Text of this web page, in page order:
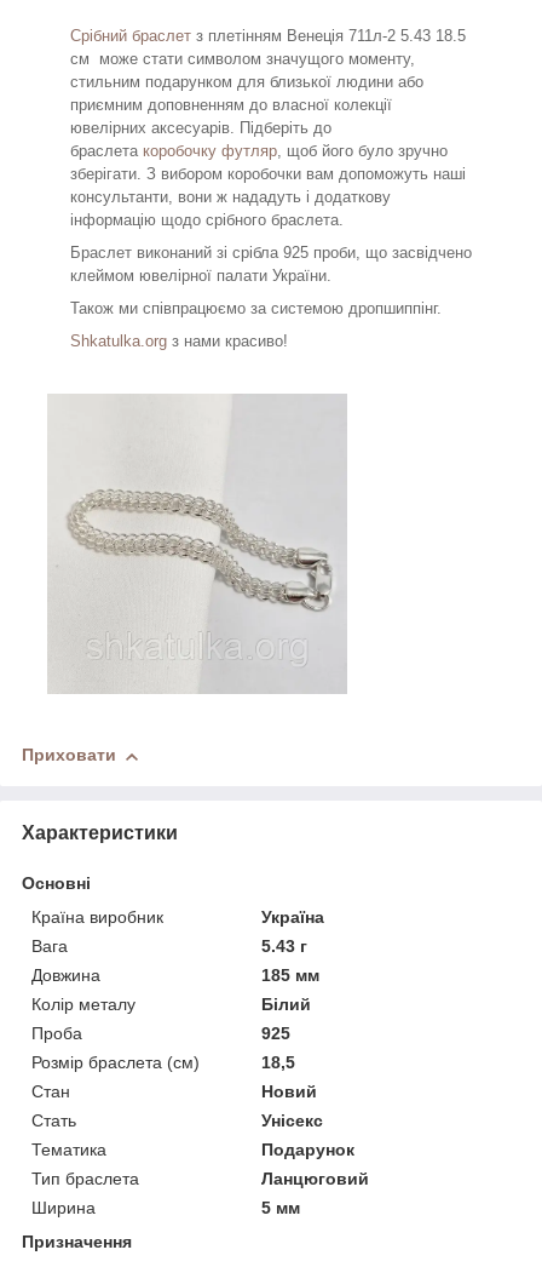
Срібний браслет з плетінням Венеція 711л-2 5.43 18.5
см може стати символом значущого моменту,
стильним подарунком для близької людини або
приємним доповненням до власної колекції
ювелірних аксесуарів. Підберіть до
браслета коробочку футляр, щоб його було зручно
зберігати. З вибором коробочки вам допоможуть наші
консультанти, вони ж нададуть і додаткову
інформацію щодо срібного браслета.
Браслет виконаний зі срібла 925 проби, що засвідчено
клеймом ювелірної палати України.
Також ми співпрацюємо за системою дропшиппінг.
Shkatulka.org з нами красиво!
Приховати
Характеристики
Основні
Країна виробник
Україна
Вага
5.43 г
Довжина
185 мм
Колір металу
Білий
Проба
925
Розмір браслета (см)
18,5
Стан
Новий
Стать
Унісекс
Тематика
Подарунок
Тип браслета
Ланцюговий
Ширина
5 мм
Призначення